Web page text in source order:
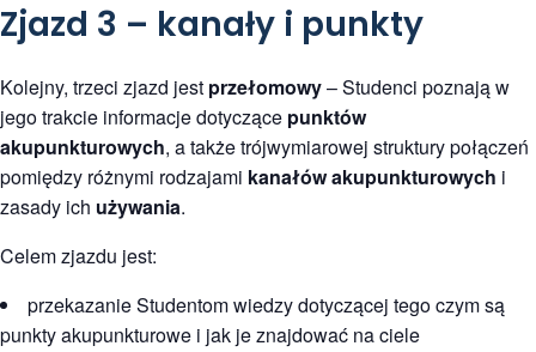
Zjazd 3 – kanały i punkty
Kolejny, trzeci zjazd jest przełomowy– Studenci poznają w
jego trakcie informacje dotyczące punktów
akupunkturowych, a także trójwymiarowej struktury połączeń
pomiędzy różnymi rodzajami kanałów akupunkturowych i
zasady ich używania.
Celem zjazdu jest:
przekazanie Studentom wiedzy dotyczącej tego czym są
punkty akupunkturowe i jak je znajdować na ciele